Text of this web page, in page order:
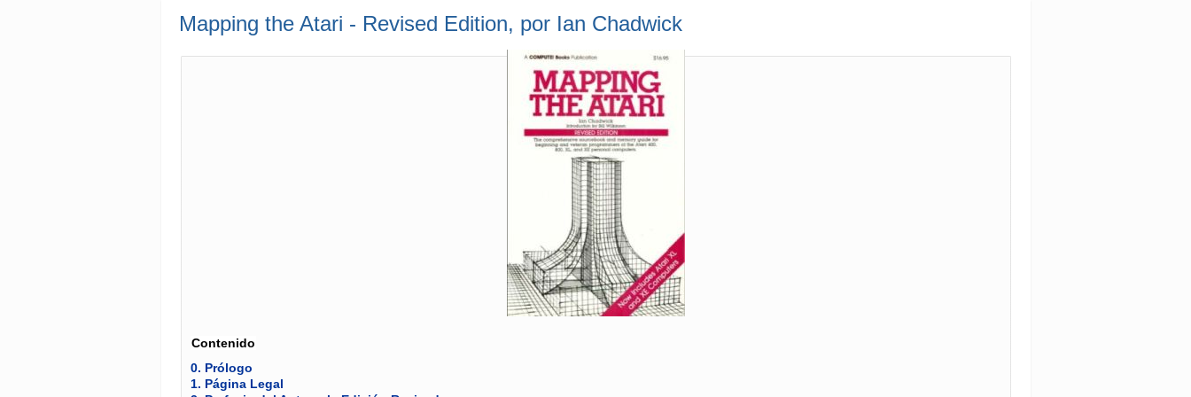
Mapping the Atari - Revised Edition, por Ian Chadwick
Contenido
0. Prólogo
1. Página Legal